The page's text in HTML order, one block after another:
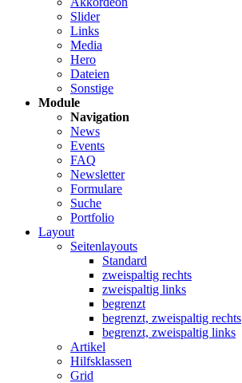
Slider
Links
Media
Hero
Dateien
Sonstige
Module
Navigation
News
Events
FAQ
Newsletter
Formulare
Suche
Portfolio
Layout
Seitenlayouts
Standard
zweispaltig rechts
zweispaltig links
begrenzt
begrenzt, zweispaltig rechts
begrenzt, zweispaltig links
Artikel
Hilfsklassen
Grid